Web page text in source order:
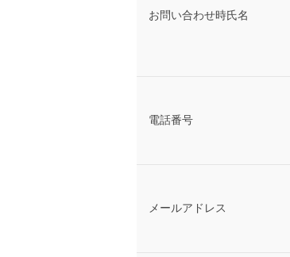
お問い合わせ時氏名
電話番号
メールアドレス